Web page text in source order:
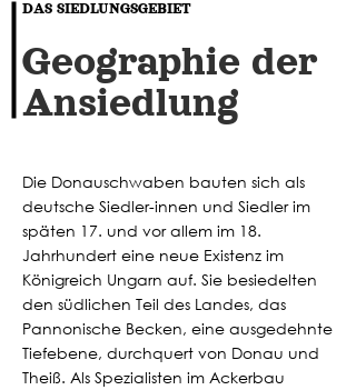
DAS SIEDLUNGSGEBIET
Geographie der
Ansiedlung
Die Donauschwaben bauten sich als
deutsche Siedler-innen und Siedler im
späten 17. und vor allem im 18.
Jahrhundert eine neue Existenz im
Königreich Ungarn auf. Sie besiedelten
den südlichen Teil des Landes, das
Pannonische Becken, eine ausgedehnte
Tiefebene, durchquert von Donau und
Theiß. Als Spezialisten im Ackerbau